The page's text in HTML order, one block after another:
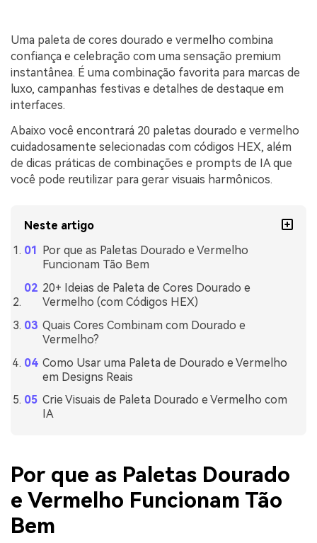
Uma paleta de cores dourado e vermelho combina
confiança e celebração com uma sensação premium
instantânea. É uma combinação favorita para marcas de
luxo, campanhas festivas e detalhes de destaque em
interfaces.
Abaixo você encontrará 20 paletas dourado e vermelho
cuidadosamente selecionadas com códigos HEX, além
de dicas práticas de combinações e prompts de IA que
você pode reutilizar para gerar visuais harmônicos.
Neste artigo
Por que as Paletas Dourado e Vermelho
Funcionam Tão Bem
20+ Ideias de Paleta de Cores Dourado e
Vermelho (com Códigos HEX)
Quais Cores Combinam com Dourado e
Vermelho?
Como Usar uma Paleta de Dourado e Vermelho
em Designs Reais
Crie Visuais de Paleta Dourado e Vermelho com
IA
Por que as Paletas Dourado
e Vermelho Funcionam Tão
Bem